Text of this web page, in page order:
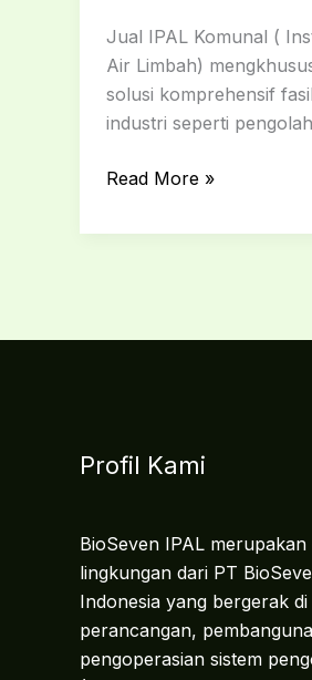
Jual IPAL Komunal (
Air Limbah)
solusi komprehensif
industri seperti
Read More »
Profil Kami
BioSeven IPAL merupakan
lingkungan dari PT
Indonesia yang bergerak di
perancangan,
pengoperasian sistem